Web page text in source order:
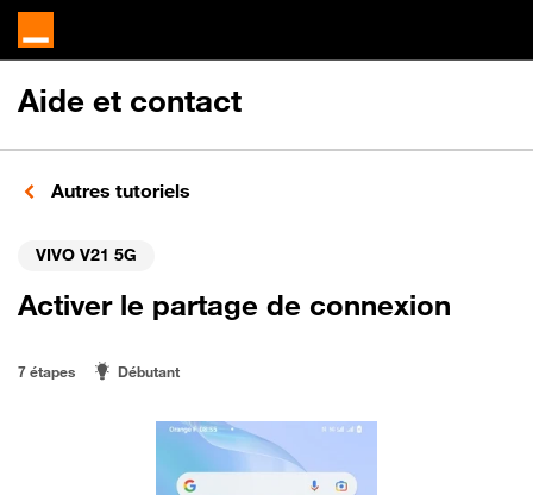
Aide et contact
Autres tutoriels
VIVO V21 5G
Activer le partage de connexion
7 étapes Débutant